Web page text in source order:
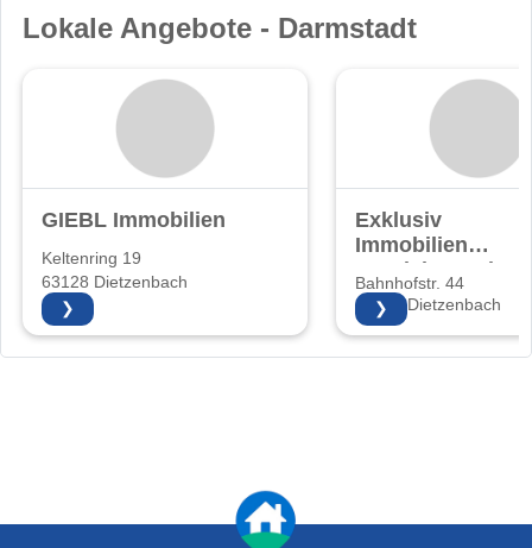
Lokale Angebote - Darmstadt
GIEBL Immobilien
Keltenring 19
63128 Dietzenbach
❯
Exklusiv
Immobilien
Vertriebs GmbH
Bahnhofstr. 44
63128 Dietzenbach
❯